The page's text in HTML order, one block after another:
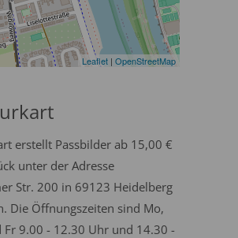
Leaflet | OpenStreetMap
erstellt Passbilder ab 15,00 €
unter der Adresse
Str. 200 in 69123 Heidelberg
Die Öffnungszeiten sind Mo,
Fr 9.00 - 12.30 Uhr und 14.30 -